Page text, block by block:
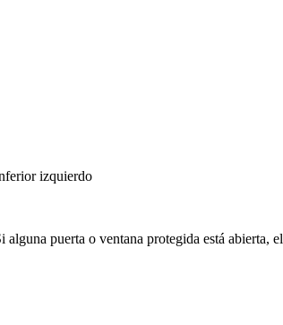
puerta o ventana protegida está abierta, el